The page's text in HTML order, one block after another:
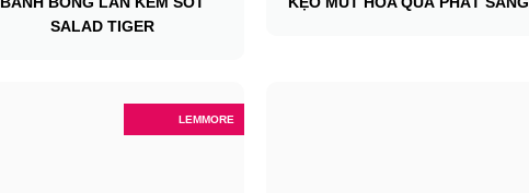
SALAD TIGER
LEMMORE